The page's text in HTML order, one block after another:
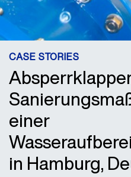
CASE STORIES
einer
in Hamburg,